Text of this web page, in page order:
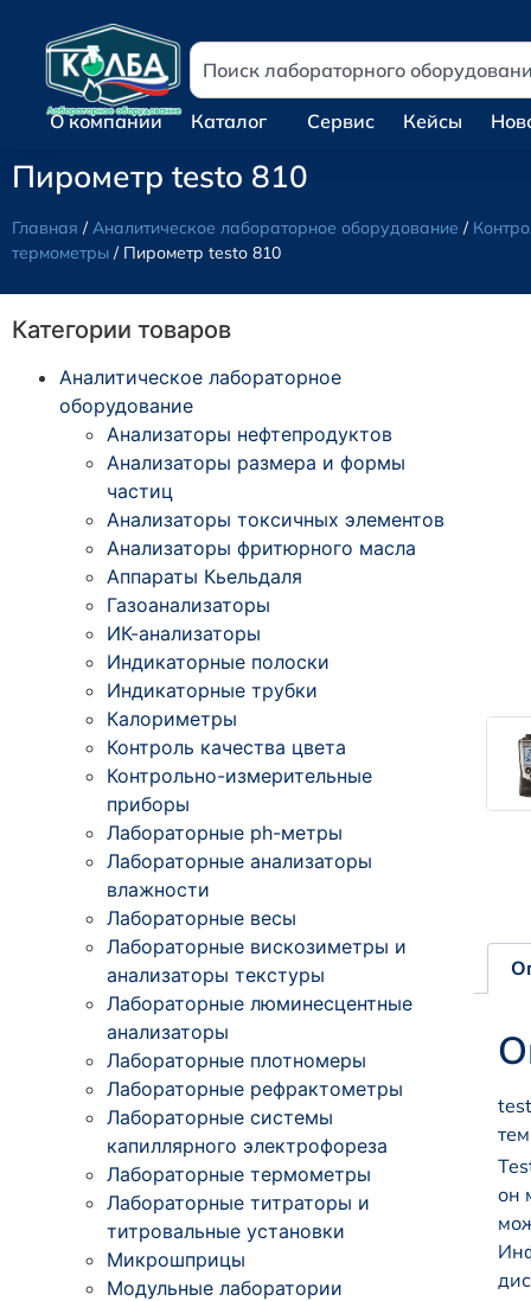
О компании Каталог Сервис Кейсы
Пирометр testo 810
Главная /Аналитическое лабораторное оборудование /
термометры / Пирометр testo 810
Категории товаров
Аналитическое лабораторное
оборудование
Анализаторы нефтепродуктов
Анализаторы размера и формы
частиц
Анализаторы токсичных элементов
Анализаторы фритюрного масла
Аппараты Кьельдаля
Газоанализаторы
ИК-анализаторы
Индикаторные полоски
Индикаторные трубки
Калориметры
Контроль качества цвета
Контрольно-измерительные
приборы
Лабораторные ph-метры
Лабораторные анализаторы
влажности
Лабораторные весы
Лабораторные вискозиметры и
анализаторы текстуры
Лабораторные люминесцентные
анализаторы
Лабораторные плотномеры
Лабораторные рефрактометры
Лабораторные системы
капиллярного электрофореза
Лабораторные термометры
Лабораторные титраторы и
титровальные установки
Микрошприцы
Модульные лаборатории
он